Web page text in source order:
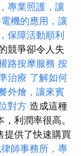
專業照護，讓
機的應用，讓
保障活動順利
競爭卻令人失
路按摩服務 按
治療 了解如何
外燴，讓來賓
對方 造成這種
利潤率很高。
提供了快速購買
師事務所，專